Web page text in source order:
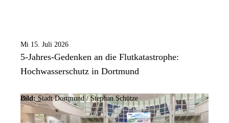
Mi 15. Juli 2026
5-Jahres-Gedenken an die Flutkatastrophe:
Hochwasserschutz in Dortmund
Bild:Stadt Dortmund / Stephan Schütze